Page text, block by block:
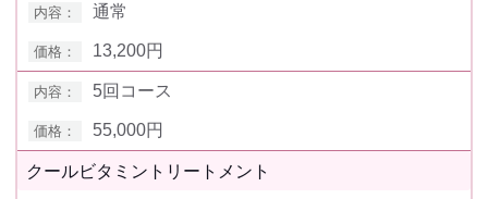
通常
13,200円
5回コース
55,000円
クールビタミントリートメント